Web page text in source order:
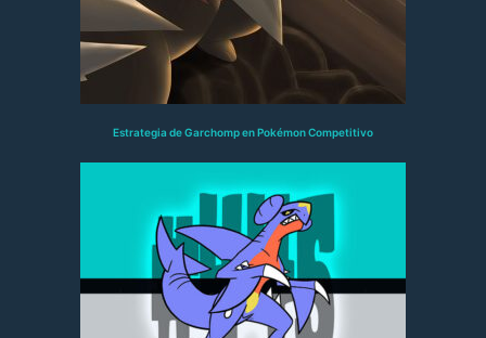
Estrategia de Garchomp en Pokémon Competitivo